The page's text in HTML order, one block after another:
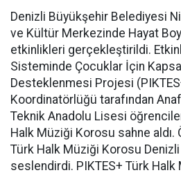
Denizli Büyükşehir Belediyesi
ve Kültür Merkezinde Hayat
etkinlikleri gerçekleştirildi.
Sisteminde Çocuklar İçin
Desteklenmesi Projesi
Koordinatörlüğü tarafından
Teknik Anadolu Lisesi
Halk Müziği Korosu sahne
Türk Halk Müziği Korosu
seslendirdi. PIKTES+ Türk